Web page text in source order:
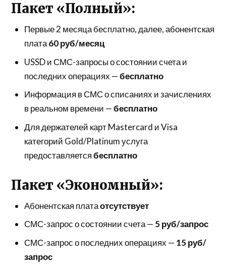
Пакет «Полный»:
Первые 2 месяца бесплатно, далее, абонентская
плата60 руб/месяц
USSD и СМС-запросы о состоянии счета и
последних операциях —бесплатно
Информация в СМС о списаниях и зачислениях
в реальном времени —бесплатно
Для держателей карт Mastercard и Visa
категорий Gold/Platinum услуга
предоставляетсябесплатно
Пакет «Экономный»:
Абонентская платаотсутствует
СМС-запрос о состоянии счета — 5 руб/запрос
СМС-запрос о последних операциях — 15 руб/
запрос